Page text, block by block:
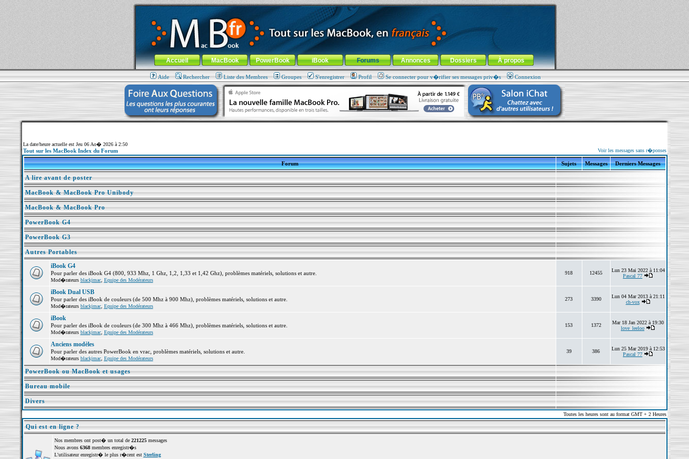
MacBook-fr.com : 100% Apple... 100% nomade !
Aller au contenu-Aller au menu général-Aller au menu de la rubrique
Menu général
Accueil MacBook PowerBook iBook Forums Annonces Dossiers À propos
Aide Rechercher Liste des Membres Groupes S'enregistrer Profil Se connecter pour v�rifier ses messages priv�s Connexion
La date/heure actuelle est Jeu 06 Ao� 2026 à 2:50
Tout sur les MacBook Index du Forum Voir les messages sans r�ponses
Forum Sujets Messages Derniers Messages
A lire avant de poster
MacBook & MacBook Pro Unibody
MacBook & MacBook Pro
PowerBook G4
PowerBook G3
Autres Portables
iBook G4
Pour parler des iBook G4 (800, 933 Mhz, 1 Ghz, 1,2, 1,33 et 1,42 Ghz), problèmes matériels, solutions et autre.
Mod�rateurs blackjmac, Equipe des Modérateurs
918 12455
Lun 23 Mai 2022 à 11:04
Pascal 77
iBook Dual USB
Pour parler des iBook de couleurs (de 500 Mhz à 900 Mhz), problèmes matériels, solutions et autre.
Mod�rateurs blackjmac, Equipe des Modérateurs
273 3390
Lun 04 Mar 2013 à 21:11
ch-vox
iBook
Pour parler des iBook de couleurs (de 300 Mhz à 466 Mhz), problèmes matériels, solutions et autre.
Mod�rateurs blackjmac, Equipe des Modérateurs
153 1372
Mar 18 Jan 2022 à 19:30
love_leeloo
Anciens modèles
Pour parler des autres PowerBook en vrac, problèmes matériels, solutions et autre.
Mod�rateurs blackjmac, Equipe des Modérateurs
39 386
Lun 25 Mar 2019 à 12:53
Pascal 77
PowerBook ou MacBook et usages
Bureau mobile
Divers
Toutes les heures sont au format GMT + 2 Heures
Qui est en ligne ?
Nos membres ont post� un total de 221225messages
Nous avons 6368membres enregistr�s
L'utilisateur enregistr� le plus r�cent est Sterling